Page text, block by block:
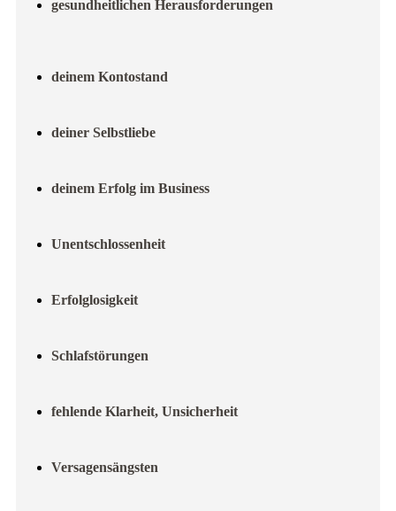
gesundheitlichen Herausforderungen
deinem Kontostand
deiner Selbstliebe
deinem Erfolg im Business
Unentschlossenheit
Erfolglosigkeit
Schlafstörungen
fehlende Klarheit, Unsicherheit
Versagensängsten